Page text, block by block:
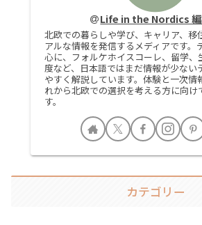
Life in the Nordics
北欧での暮らしや学び、キャリア、移
アルな情報を発信するメディアです。
心に、フォルケホイスコーレ、留学、
度など、日本語ではまだ情報が少ない
やすく解説しています。体験と一次情
れから北欧での選択を考える方に向け
す。
カテゴリー